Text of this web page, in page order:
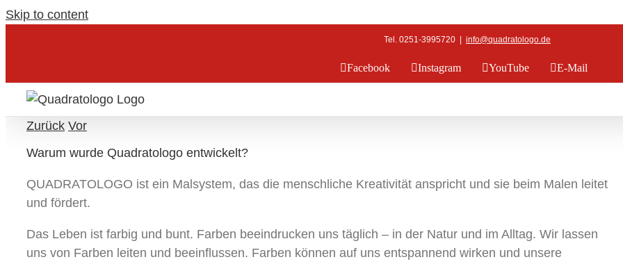
Skip to content
Tel. 0251-3995720 info@quadratologo.de
Facebook Instagram YouTube E-Mail
Zurück Vor
Warum wurde Quadratologo entwickelt?
QUADRATOLOGO ist ein Malsystem, das die menschliche Kreativität anspricht und sie beim Malen leitet
und fördert.
Das Leben ist farbig und bunt. Farben beeindrucken uns täglich – in der Natur und im Alltag. Wir lassen
uns von Farben leiten und beeinflussen. Farben können auf uns entspannend wirken und unsere